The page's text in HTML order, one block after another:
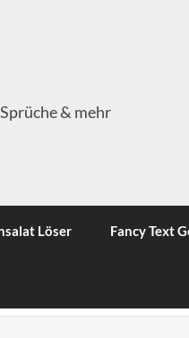
& mehr
Löser Fancy Text